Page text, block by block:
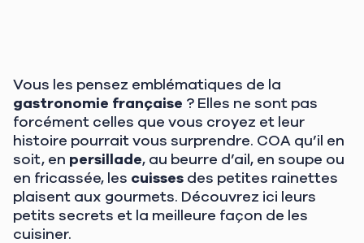
Vous les pensez emblématiques de la
gastronomie française ? Elles ne sont pas
forcément celles que vous croyez et leur
histoire pourrait vous surprendre. COA qu’il en
soit, en persillade, au beurre d’ail, en soupe ou
en fricassée, les cuisses des petites rainettes
plaisent aux gourmets. Découvrez ici leurs
petits secrets et la meilleure façon de les
cuisiner.